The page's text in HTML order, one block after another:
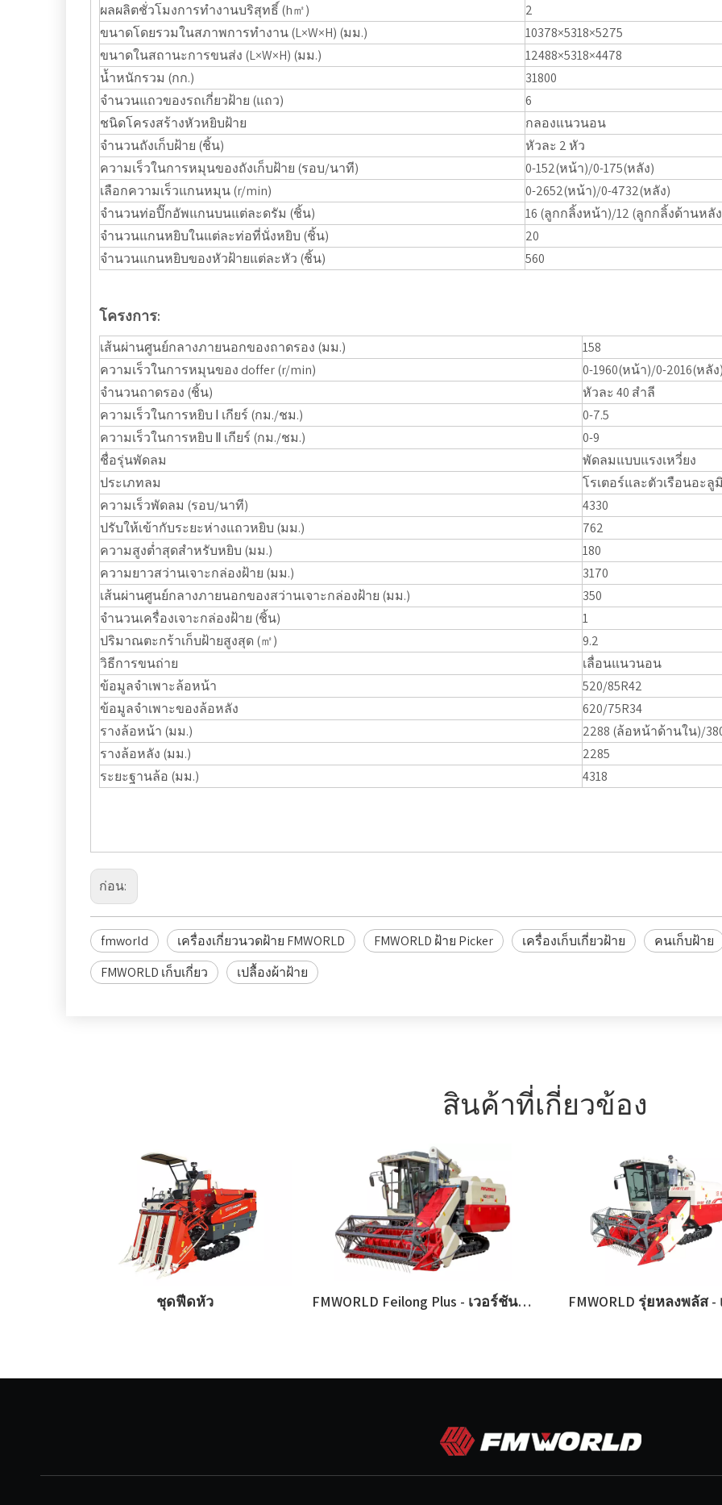
ผลผลิตชั่วโมงการทำงานบริสุทธิ์ (h㎡)
2
ขนาดโดยรวมในสภาพการทำงาน (L×W×H) (มม.)
10378×5318×5275
ขนาดในสถานะการขนส่ง (L×W×H) (มม.)
12488×5318×4478
น้ำหนักรวม (กก.)
31800
จำนวนแถวของรถเกี่ยวฝ้าย (แถว)
6
ชนิดโครงสร้างหัวหยิบฝ้าย
กลองแนวนอน
จำนวนถังเก็บฝ้าย (ชิ้น)
หัวละ 2 หัว
ความเร็วในการหมุนของถังเก็บฝ้าย (รอบ/นาที)
0-152(หน้า)/0-175(หลัง)
เลือกความเร็วแกนหมุน (r/min)
0-2652(หน้า)/0-4732(หลัง)
จำนวนท่อปิ๊กอัพแกนบนแต่ละดรัม (ชิ้น)
16 (ลูกกลิ้งหน้า)/12 (ลูกกลิ้งด้านหลั
จำนวนแกนหยิบในแต่ละท่อที่นั่งหยิบ (ชิ้น)
20
จำนวนแกนหยิบของหัวฝ้ายแต่ละหัว (ชิ้น)
560
โครงการ:
เส้นผ่านศูนย์กลางภายนอกของถาดรอง (มม.)
158
ความเร็วในการหมุนของ doffer (r/min)
0-1960(หน้า)/0-2016(หลั
จำนวนถาดรอง (ชิ้น)
หัวละ 40 สำลี
ความเร็วในการหยิบ Ⅰ เกียร์ (กม./ชม.)
0-7.5
ความเร็วในการหยิบ Ⅱ เกียร์ (กม./ชม.)
0-9
ชื่อรุ่นพัดลม
พัดลมแบบแรงเหวี่ยง
ประเภทลม
โรเตอร์และตัวเรือนอะ
ความเร็วพัดลม (รอบ/นาที)
4330
ปรับให้เข้ากับระยะห่างแถวหยิบ (มม.)
762
ความสูงต่ำสุดสำหรับหยิบ (มม.)
180
ความยาวสว่านเจาะกล่องฝ้าย (มม.)
3170
เส้นผ่านศูนย์กลางภายนอกของสว่านเจาะกล่องฝ้าย (มม.)
350
จำนวนเครื่องเจาะกล่องฝ้าย (ชิ้น)
1
ปริมาณตะกร้าเก็บฝ้ายสูงสุด (㎡)
9.2
วิธีการขนถ่าย
เลื่อนแนวนอน
ข้อมูลจำเพาะล้อหน้า
520/85R42
ข้อมูลจำเพาะของล้อหลัง
620/75R34
รางล้อหน้า (มม.)
2288 (ล้อหน้าด้านใน)/
รางล้อหลัง (มม.)
2285
ระยะฐานล้อ (มม.)
4318
ก่อน:
fmworld เครื่องเกี่ยวนวดฝ้าย FMWORLD FMWORLD ฝ้าย Picker เครื่องเก็บเกี่ยวฝ้าย
คนเก็บฝ้าย
FMWORLD เก็บเกี่ยว
เปลื้องผ้าฝ้าย
สินค้าที่เกี่ยวข้อง
ชุดฟีดหัว FMWORLD Feilong Plus - เวอร์ชันเอเชีย FMWORLD รุ่ยหลงพลัส -